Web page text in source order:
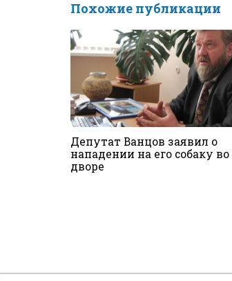
Похожие публикации
Депутат Ванцов заявил о
нападении на его собаку во
дворе